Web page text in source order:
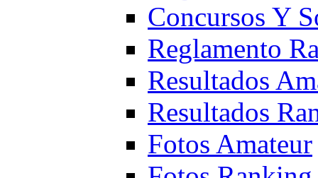
Concursos Y
Reglamento
Resultados
Resultados
Fotos Amateur